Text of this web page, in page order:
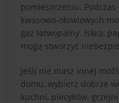
pomieszczeniu.
kwasowo-ołowiowych
gaz łatwopalny. Iskra,
mogą stworzyć
Jeśli nie masz innej
domu, wybierz dobrze
kuchni, piecyków,